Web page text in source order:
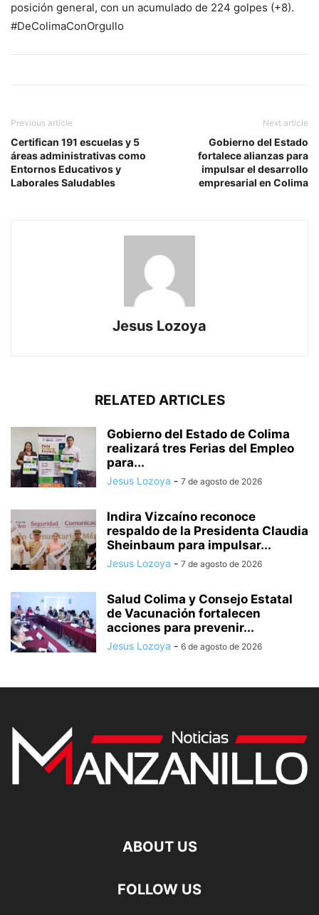
posición general, con un acumulado de 224 golpes (+8).
#DeColimaConOrgullo
Previous article
Certifican 191 escuelas y 5
áreas administrativas como
Entornos Educativos y
Laborales Saludables
Next article
Gobierno del Estado
fortalece alianzas para
impulsar el desarrollo
empresarial en Colima
Jesus Lozoya
RELATED ARTICLES
Gobierno del Estado de Colima
realizará tres Ferias del Empleo
para...
Jesus Lozoya - 7 de agosto de 2026
Indira Vizcaíno reconoce
respaldo de la Presidenta Claudia
Sheinbaum para impulsar...
Jesus Lozoya - 7 de agosto de 2026
Salud Colima y Consejo Estatal
de Vacunación fortalecen
acciones para prevenir...
Jesus Lozoya - 6 de agosto de 2026
ABOUT US
FOLLOW US